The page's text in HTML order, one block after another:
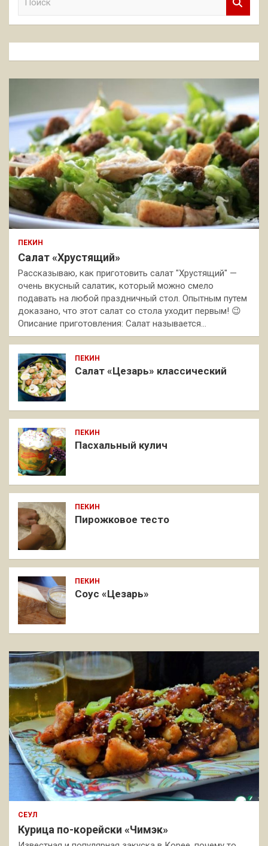
к
ПЕКИН
Салат «Хрустящий»
Рассказываю, как приготовить салат "Хрустящий" —
очень вкусный салатик, который можно смело
подавать на любой праздничный стол. Опытным путем
доказано, что этот салат со стола уходит первым! 😉
Описание приготовления: Салат называется…
ПЕКИН
Салат «Цезарь» классический
ПЕКИН
Пасхальный кулич
ПЕКИН
Пирожковое тесто
ПЕКИН
Соус «Цезарь»
СЕУЛ
Курица по-корейски «Чимэк»